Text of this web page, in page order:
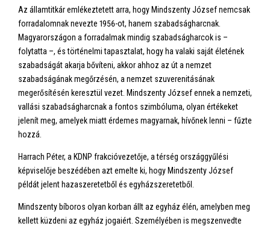
Az államtitkár emlékeztetett arra, hogy Mindszenty József nemcsak
forradalomnak nevezte 1956-ot, hanem szabadságharcnak.
Magyarországon a forradalmak mindig szabadságharcok is –
folytatta –, és történelmi tapasztalat, hogy ha valaki saját életének
szabadságát akarja bővíteni, akkor ahhoz az út a nemzet
szabadságának megőrzésén, a nemzet szuverenitásának
megerősítésén keresztül vezet. Mindszenty József ennek a nemzeti,
vallási szabadságharcnak a fontos szimbóluma, olyan értékeket
jelenít meg, amelyek miatt érdemes magyarnak, hívőnek lenni – fűzte
hozzá.
Harrach Péter, a KDNP frakcióvezetője, a térség országgyűlési
képviselője beszédében azt emelte ki, hogy Mindszenty József
példát jelent hazaszeretetből és egyházszeretetből.
Mindszenty bíboros olyan korban állt az egyház élén, amelyben meg
kellett küzdeni az egyház jogaiért. Személyében is megszenvedte